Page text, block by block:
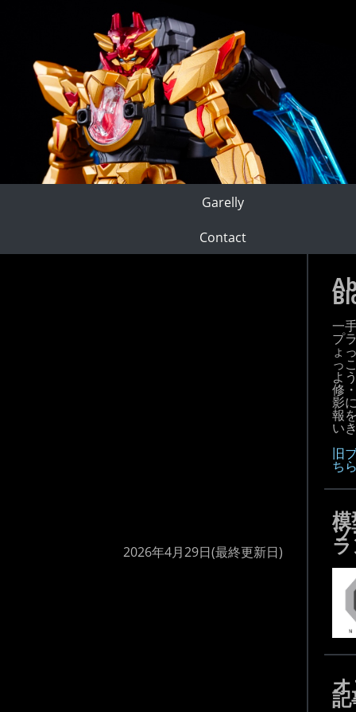
Garelly
Contact
2026年4月29日(最終更新日)
一
プ
ょ
っ
よ
修
影
報
い
旧
ち